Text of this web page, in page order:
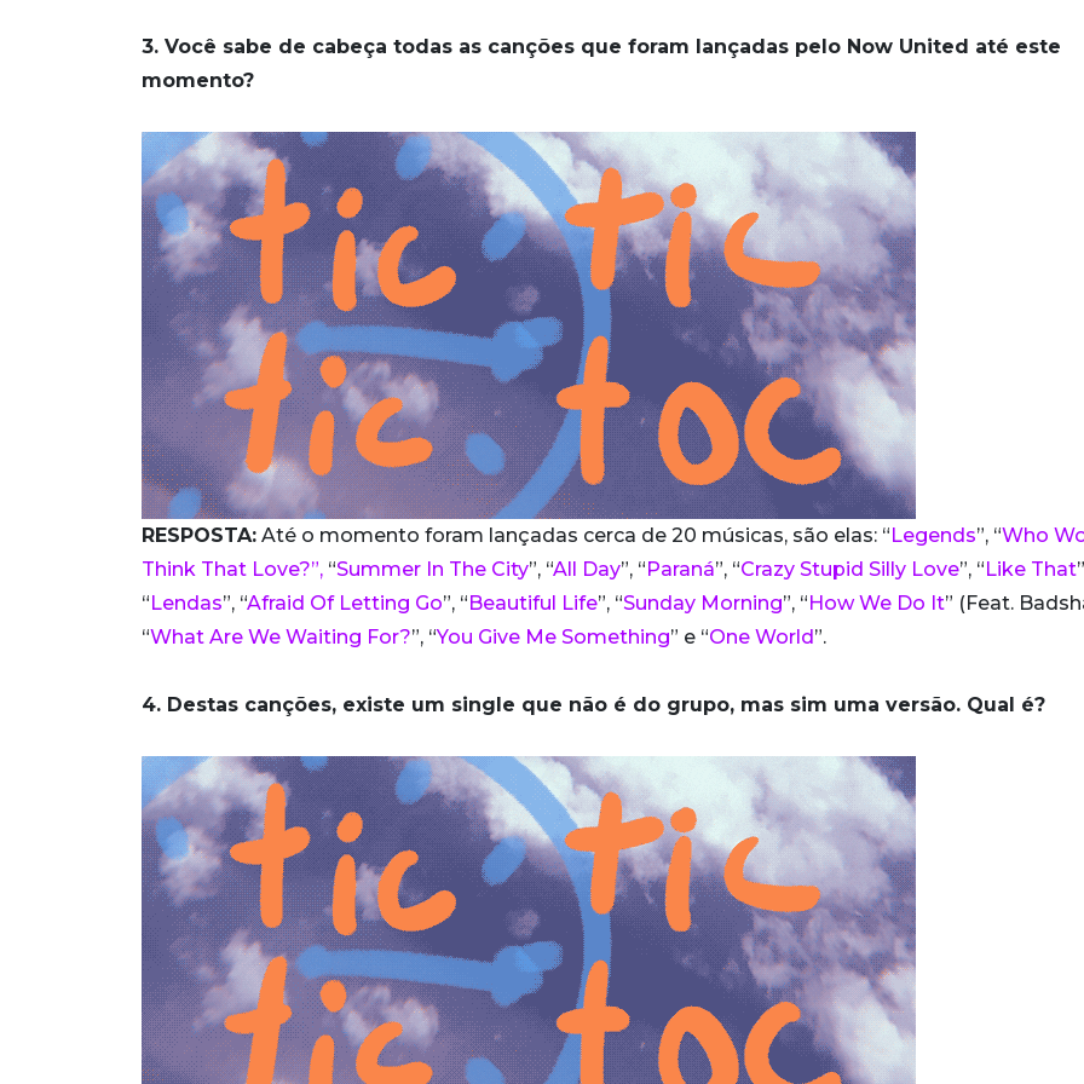
3. Você sabe de cabeça todas as canções que foram lançadas pelo Now United até este
momento?
RESPOSTA: Até o momento foram lançadas cerca de 20 músicas, são elas: “Legends”, “Who
Think That Love?”, “Summer In The City”, “All Day”, “Paraná”, “Crazy Stupid Silly Love”, “Like That
“Lendas”, “Afraid Of Letting Go”, “Beautiful Life”, “Sunday Morning”, “How We Do It” (Feat.
“What Are We Waiting For?”, “You Give Me Something” e “One World”.
4. Destas canções, existe um single que não é do grupo, mas sim uma versão. Qual é?